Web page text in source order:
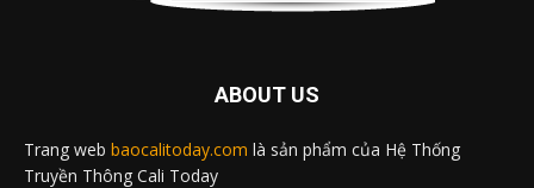
ABOUT US
Trang web baocalitoday.com là sản phẩm của Hệ Thống
Truyền Thông Cali Today